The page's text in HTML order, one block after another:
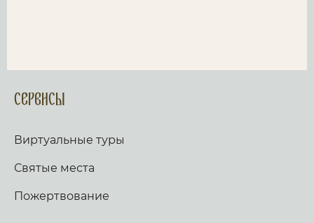
Сервисы
Виртуальные туры
Святые места
Пожертвование